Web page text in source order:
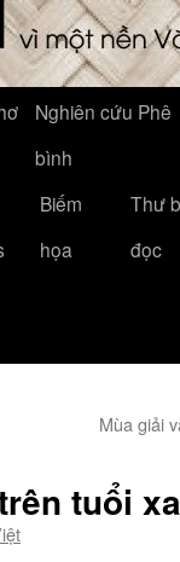
Nghiên cứu Phê
bình
Biếm
họa
Thư
đọc
Mùa giải
tuổi